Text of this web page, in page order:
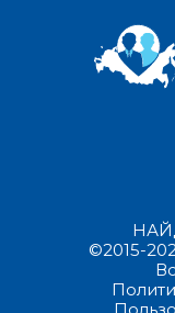
©2015-